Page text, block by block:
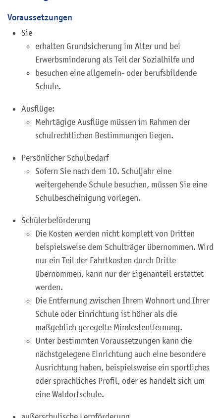
Voraussetzungen
Sie
erhalten Grundsicherung im Alter und bei
Erwerbsminderung als Teil der Sozialhilfe und
besuchen eine allgemein- oder berufsbildende
Schule.
Ausflüge:
Mehrtägige Ausflüge müssen im Rahmen der
schulrechtlichen Bestimmungen liegen.
Persönlicher Schulbedarf
Sofern Sie nach dem 10. Schuljahr eine
weitergehende Schule besuchen, müssen Sie eine
Schulbescheinigung vorlegen.
Schülerbeförderung
Die Kosten werden nicht komplett von Dritten
beispielsweise dem Schulträger übernommen. Wird
nur ein Teil der Fahrtkosten durch Dritte
übernommen, kann nur der Eigenanteil erstattet
werden.
Die Entfernung zwischen Ihrem Wohnort und Ihrer
Schule oder Einrichtung ist höher als die
maßgeblich geregelte Mindestentfernung.
Unter bestimmten Voraussetzungen kann die
nächstgelegene Einrichtung auch eine besondere
Ausrichtung haben, beispielsweise ein sportliches
oder sprachliches Profil, oder es handelt sich um
eine Waldorfschule.